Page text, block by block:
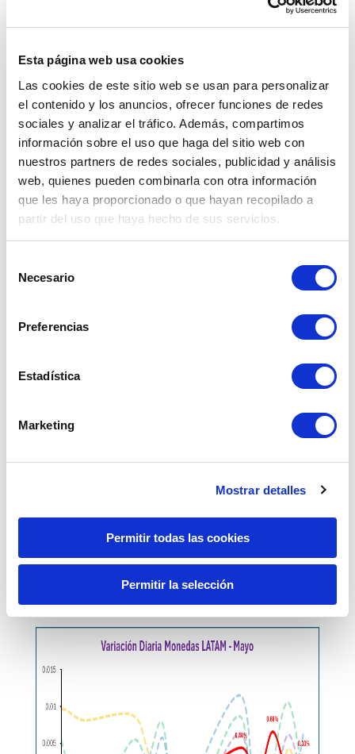
Esta página web usa cookies
Las cookies de este sitio web se usan para personalizar
el contenido y los anuncios, ofrecer funciones de redes
sociales y analizar el tráfico. Además, compartimos
información sobre el uso que haga del sitio web con
nuestros partners de redes sociales, publicidad y análisis
web, quienes pueden combinarla con otra información
que les haya proporcionado o que hayan recopilado a
partir del uso que haya hecho de sus servicios.
Necesario
Preferencias
Estadística
Marketing
Mostrar detalles
Permitir todas las cookies
Permitir la selección
En la segunda semana de mayo, el sol
peruano se depreció moderadamente, con un
tipo de cambio por encima del promedio
mensual. Este movimiento se debió a una
mayor demanda de dólares por parte de
inversionistas y empresas que atendían
obligaciones tributarias y de planillas.